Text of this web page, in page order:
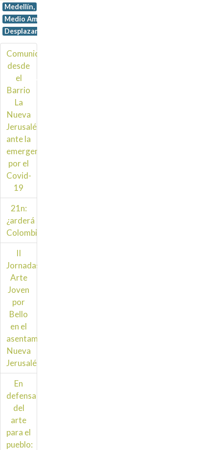
MÁSZONA
NORORIENTAL
DE
MEDELLÍN
PIDE
ATENCIÓN
ESPECIAL
POR
COVID-
19
Medellín,
Medio Ambiente,
Desplazamiento,
Comunicado
desde
el
Barrio
La
Nueva
Jerusalén
ante la
emergencia
por el
Covid-
19
21n:
¿arderá
Colombia?
II
Jornadas
Arte
Joven
por
Bello
en el
asentamiento
Nueva
Jerusalén
En
defensa
del
arte
para el
pueblo: